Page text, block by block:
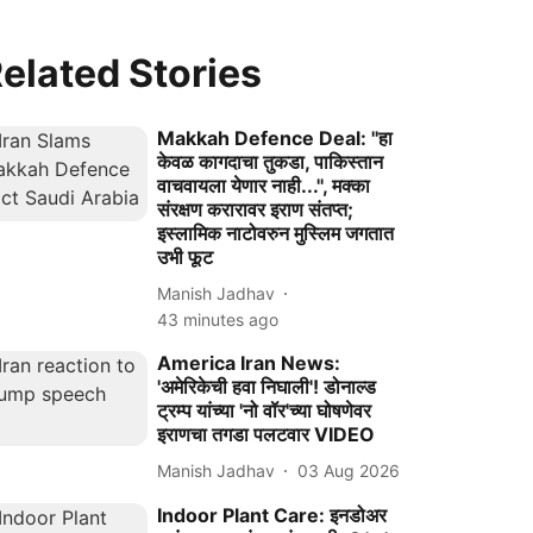
Stories
Makkah Defence Deal: ''हा
केवळ कागदाचा तुकडा, पाकिस्तान
वाचवायला येणार नाही...'', मक्का
संरक्षण करारावर इराण संतप्त;
इस्लामिक नाटोवरुन मुस्लिम जगतात
उभी फूट
Manish Jadhav
43 minutes ago
America Iran News:
'अमेरिकेची हवा निघाली'! डोनाल्ड
ट्रम्प यांच्या 'नो वॉर'च्या घोषणेवर
इराणचा तगडा पलटवार VIDEO
Manish Jadhav 03 Aug 2026
Indoor Plant Care: इनडोअर